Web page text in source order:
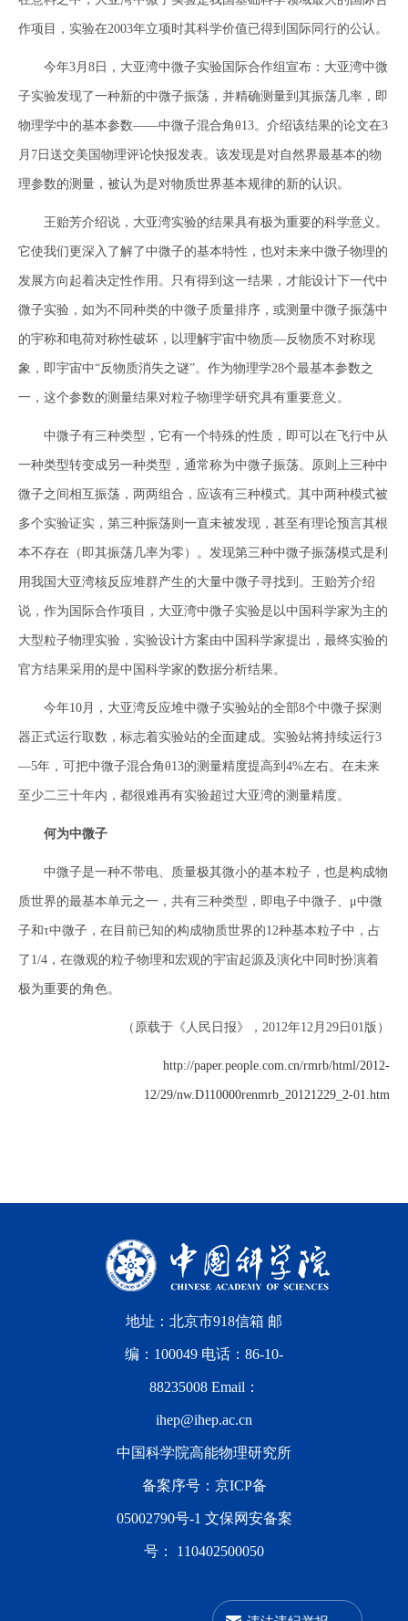
作项目，实验在2003年立项时其科学价值已得到国际同行的公认。
今年3月8日，大亚湾中微子实验国际合作组宣布：大亚湾中微
子实验发现了一种新的中微子振荡，并精确测量到其振荡几率，即
物理学中的基本参数——中微子混合角θ13。介绍该结果的论文在3
月7日送交美国物理评论快报发表。该发现是对自然界最基本的物
理参数的测量，被认为是对物质世界基本规律的新的认识。
王贻芳介绍说，大亚湾实验的结果具有极为重要的科学意义。
它使我们更深入了解了中微子的基本特性，也对未来中微子物理的
发展方向起着决定性作用。只有得到这一结果，才能设计下一代中
微子实验，如为不同种类的中微子质量排序，或测量中微子振荡中
的宇称和电荷对称性破坏，以理解宇宙中物质—反物质不对称现
象，即宇宙中“反物质消失之谜”。作为物理学28个最基本参数之
一，这个参数的测量结果对粒子物理学研究具有重要意义。
中微子有三种类型，它有一个特殊的性质，即可以在飞行中从
一种类型转变成另一种类型，通常称为中微子振荡。原则上三种中
微子之间相互振荡，两两组合，应该有三种模式。其中两种模式被
多个实验证实，第三种振荡则一直未被发现，甚至有理论预言其根
本不存在（即其振荡几率为零）。发现第三种中微子振荡模式是利
用我国大亚湾核反应堆群产生的大量中微子寻找到。王贻芳介绍
说，作为国际合作项目，大亚湾中微子实验是以中国科学家为主的
大型粒子物理实验，实验设计方案由中国科学家提出，最终实验的
官方结果采用的是中国科学家的数据分析结果。
今年10月，大亚湾反应堆中微子实验站的全部8个中微子探测
器正式运行取数，标志着实验站的全面建成。实验站将持续运行3
—5年，可把中微子混合角θ13的测量精度提高到4%左右。在未来
至少二三十年内，都很难再有实验超过大亚湾的测量精度。
何为中微子
中微子是一种不带电、质量极其微小的基本粒子，也是构成物
质世界的最基本单元之一，共有三种类型，即电子中微子、μ中微
子和τ中微子，在目前已知的构成物质世界的12种基本粒子中，占
了1/4，在微观的粒子物理和宏观的宇宙起源及演化中同时扮演着
极为重要的角色。
（原载于《人民日报》，2012年12月29日01版）
http://paper.people.com.cn/rmrb/html/2012-
12/29/nw.D110000renmrb_20121229_2-01.htm
地址：北京市918信箱 邮
编：100049 电话：86-10-
88235008 Email：
ihep@ihep.ac.cn
中国科学院高能物理研究所
备案序号： 京ICP备
05002790号-1 文保网安备案
号： 110402500050